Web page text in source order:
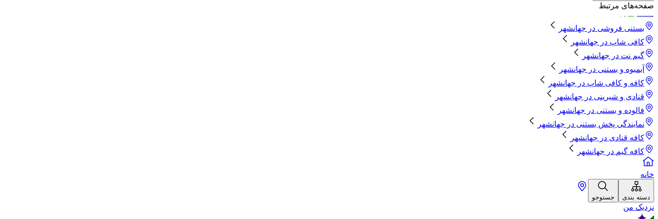
صفحه‌های مرتبط
بستنی فروشی در جهانشهر
کافی شاپ در جهانشهر
گیم نت در جهانشهر
آبمیوه و بستنی در جهانشهر
کافه و کافی شاپ در جهانشهر
قنادی و شیرینی در جهانشهر
فالوده و بستنی در جهانشهر
نمایندگی پخش بستنی در جهانشهر
کافه قنادی در جهانشهر
کافه گیم در جهانشهر
خانه
دسته بندی جستوجو
نزدیک من